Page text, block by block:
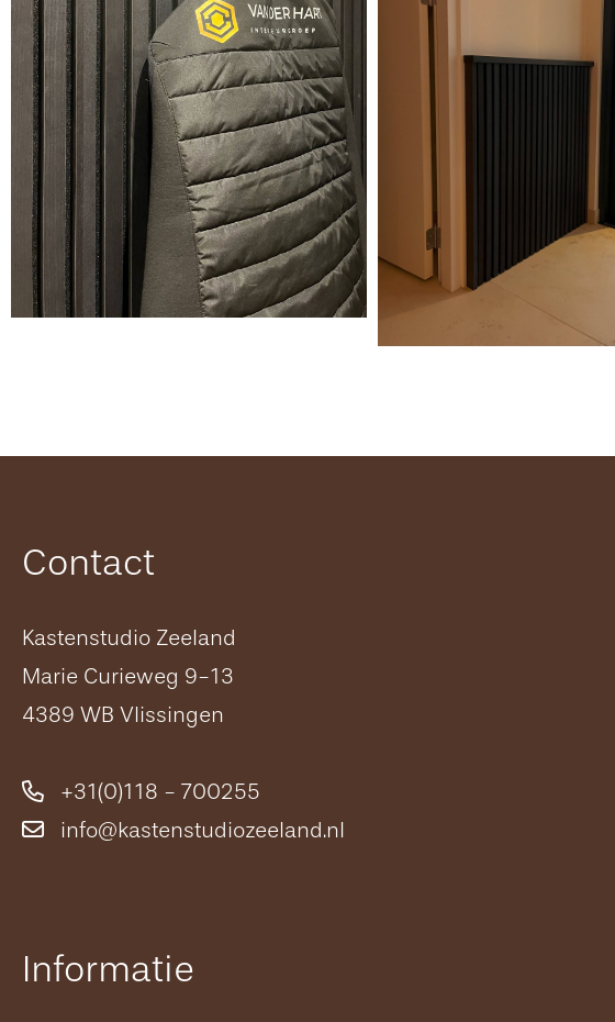
Contact
Kastenstudio Zeeland
Marie Curieweg 9-13
4389 WB Vlissingen
+31(0)118 - 700255
info@kastenstudiozeeland.nl
Informatie